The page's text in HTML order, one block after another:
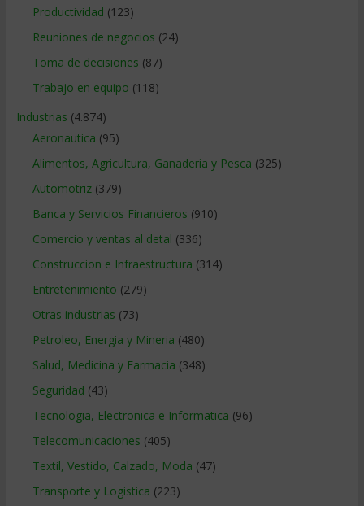
Productividad (123)
Reuniones de negocios (24)
Toma de decisiones (87)
Trabajo en equipo (118)
Industrias (4.874)
Aeronautica (95)
Alimentos, Agricultura, Ganaderia y Pesca (325)
Automotriz(379)
Banca y Servicios Financieros (910)
Comercio y ventas al detal (336)
Construccion e Infraestructura (314)
Entretenimiento (279)
Otras industrias (73)
Petroleo, Energia y Mineria (480)
Salud, Medicina y Farmacia (348)
Seguridad (43)
Tecnologia, Electronica e Informatica (96)
Telecomunicaciones (405)
Textil, Vestido, Calzado, Moda (47)
Transporte y Logistica (223)